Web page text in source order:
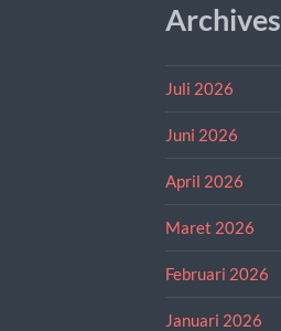
Archives
Juli 2026
Juni 2026
April 2026
Maret 2026
Februari 2026
Januari 2026